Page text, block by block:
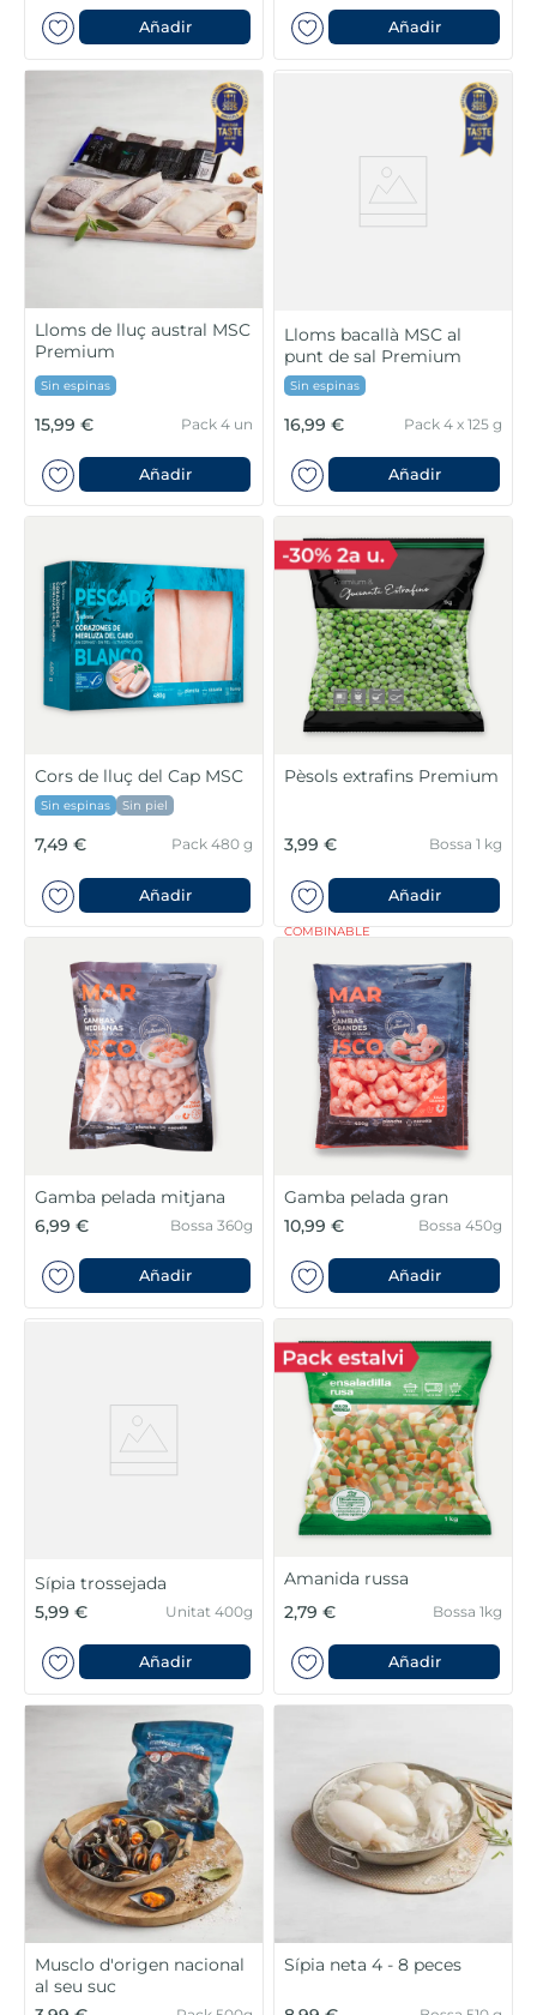
Añadir Añadir
Lloms de lluç austral MSC
Premium
Sin espinas
15,99 € Pack 4 un
Añadir
Lloms bacallà MSC al
punt de sal Premium
Sin espinas
16,99 € Pack 4 x 125 g
Añadir
Cors de lluç del Cap MSC
Sin espinas Sin piel
7,49 € Pack 480 g
Añadir
Pèsols extrafins Premium
3,99 €
COMBINABLE
Bossa 1 kg
Añadir
Gamba pelada mitjana
6,99 €
Bossa 360g
Añadir
Gamba pelada gran
10,99 €
Bossa 450g
Añadir
Sípia trossejada
5,99 €
Unitat 400g
Añadir
Amanida russa
2,79 €
Bossa 1kg
Añadir
Musclo d'origen nacional
al seu suc
Sípia neta 4 - 8 peces